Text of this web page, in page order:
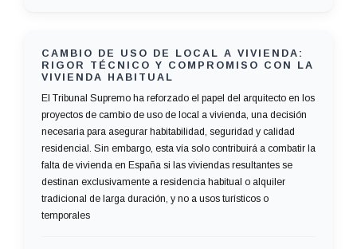
CAMBIO DE USO DE LOCAL A VIVIENDA:
RIGOR TÉCNICO Y COMPROMISO CON LA
VIVIENDA HABITUAL
El Tribunal Supremo ha reforzado el papel del arquitecto en los
proyectos de cambio de uso de local a vivienda, una decisión
necesaria para asegurar habitabilidad, seguridad y calidad
residencial. Sin embargo, esta vía solo contribuirá a combatir la
falta de vivienda en España si las viviendas resultantes se
destinan exclusivamente a residencia habitual o alquiler
tradicional de larga duración, y no a usos turísticos o
temporales